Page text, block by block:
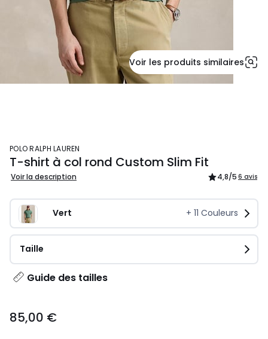
Voir les produits similaires
POLO RALPH LAUREN
T-shirt à col rond Custom Slim Fit
Voir la description 4,8/5 6 avis
Vert + 11 Couleurs
Taille
Guide des tailles
85,00 €